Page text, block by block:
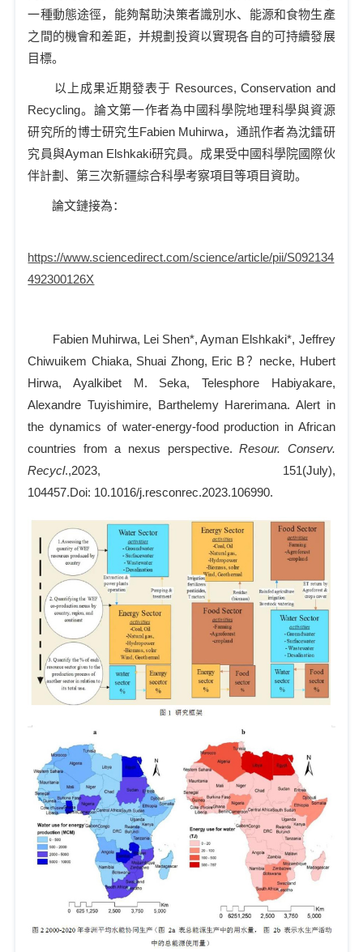
一種動態途徑，能夠幫助決策者識別水、能源和食物生產
之間的機會和差距，并規劃投資以實現各自的可持續發展
目標。
以上成果近期發表于 Resources,Conservation and
Recycling。論文第一作者為中國科學院地理科學與資源
研究所的博士研究生Fabien Muhirwa，通訊作者為沈鐳研
究員與Ayman Elshkaki研究員。成果受中國科學院國際伙
伴計劃、第三次新疆綜合科學考察項目等項目資助。
論文鏈接為：
https://www.sciencedirect.com/science/article/pii/S092134
492300126X
Fabien Muhirwa, Lei Shen*, Ayman Elshkaki*, Jeffrey
Chiwuikem Chiaka, Shuai Zhong, Eric B？necke, Hubert
Hirwa, Ayalkibet M. Seka, Telesphore Habiyakare,
Alexandre Tuyishimire, Barthelemy Harerimana. Alert in
the dynamics of water-energy-food production in African
countries from a nexus perspective.Resour. Conserv.
Recycl.,2023,
151(July),
104457.Doi: 10.1016/j.resconrec.2023.106990.